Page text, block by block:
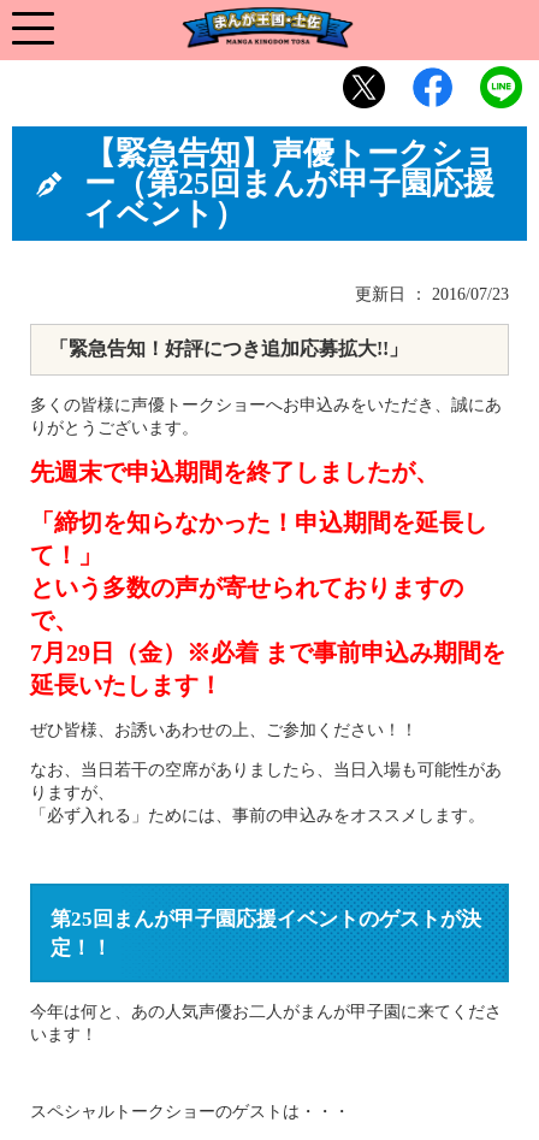
【緊急告知】声優トークショ
ー（第25回まんが甲子園応援
イベント）
更新日 ： 2016/07/23
「緊急告知！好評につき追加応募拡大!!」
多くの皆様に声優トークショーへお申込みをいただき、誠にあ
りがとうございます。
先週末で申込期間を終了しましたが、
「締切を知らなかった！申込期間を延長し
て！」
という多数の声が寄せられておりますの
で、
7月29日（金）※必着 まで事前申込み期間を
延長いたします！
ぜひ皆様、お誘いあわせの上、ご参加ください！！
なお、当日若干の空席がありましたら、当日入場も可能性があ
りますが、
「必ず入れる」ためには、事前の申込みをオススメします。
第25回まんが甲子園応援イベントのゲストが決
定！！
今年は何と、あの人気声優お二人がまんが甲子園に来てくださ
います！
スペシャルトークショーのゲストは・・・